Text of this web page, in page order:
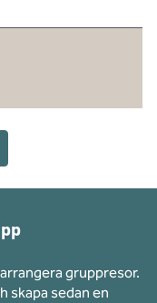
gruppresor.
skapa sedan en